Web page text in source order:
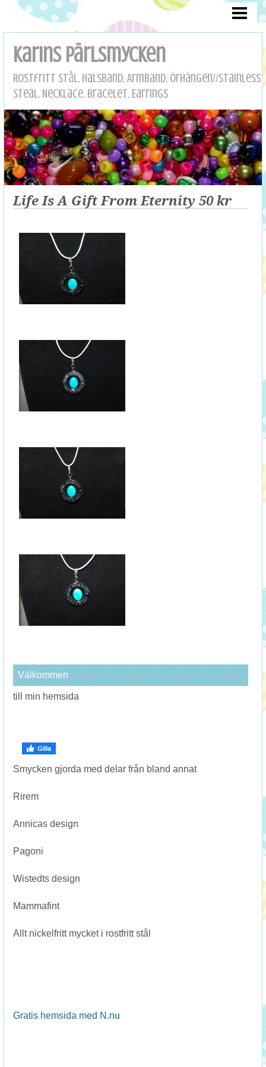
HEM/HOME
HALSBAND/HÄNGEN
ARMBAND
ÖRHÄNGEN/ EARRINGS
ROSTFRITT
DRÖMMAR
ÄNGLAR
KONTAKT/CONTACT
BETALNING/PAYMENT
Karins pärlsmycken
Rostfritt stål, Halsband, Armband, Örhängen//Stainless
Steal, Necklace, Bracelet, Earrings
Life Is A Gift From Eternity 50 kr
Välkommen
till min hemsida
Smycken gjorda med delar från bland annat
Rirem
Annicas design
Pagoni
Wistedts design
Mammafint
Allt nickelfritt mycket i rostfritt stål
Gratis hemsida med N.nu